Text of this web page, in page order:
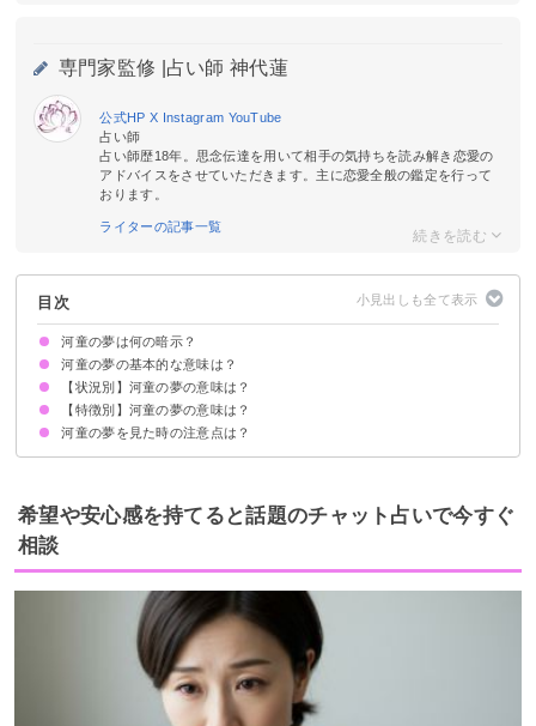
専門家監修 | 占い師 神代蓮
公式HP X Instagram YouTube
占い師
占い師歴18年。思念伝達を用いて相手の気持ちを読み解き恋愛の
アドバイスをさせていただきます。主に恋愛全般の鑑定を行って
おります。
ライターの記事一覧
目次
河童の夢は何の暗示？
河童の夢の基本的な意味は？
変化の暗示
状況によって意味が決まる
【状況別】河童の夢の意味は？
河童に襲われる夢【凶夢】
河童と話す夢【警告夢】
河童に追いかけられる夢【凶夢】
河童を助ける夢【吉夢】
河童と戦う夢【吉夢】
河童が死ぬ夢【吉夢】
河童と仲良くなる夢【吉夢】
河童を捕まえる夢【吉夢】
河童に水中に引きずり込まれる夢【願望夢】
河童になる夢【吉夢】
【特徴別】河童の夢の意味は？
河童の子供の夢【吉夢】
大きな河童の夢【凶夢】
老いた河童の夢【凶夢】
爪の長い河童の夢【警告夢】
傷のある河童の夢【吉夢】
河童の夢を見た時の注意点は？
吉夢なら話さず警告夢や凶夢は人に話す
希望や安心感を持てると話題のチャット占いで今すぐ
相談